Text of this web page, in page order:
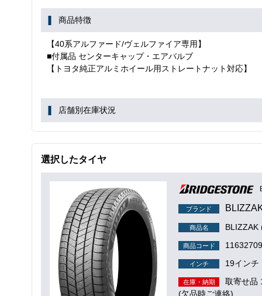
商品特徴
【40系アルファード/ヴェルファイア専用】
■付属品 センターキャップ・エアバルブ
【トヨタ純正アルミホイール用ストレートナット対応】
店舗別在庫状況
選択したタイヤ
ブランド
商品名 BLIZZAK
商品コード 11632709
インチ 19インチ
在庫・納期
取寄せ品
(欠品時ご連絡)